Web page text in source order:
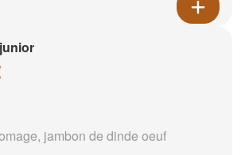
jambon de dinde oeuf